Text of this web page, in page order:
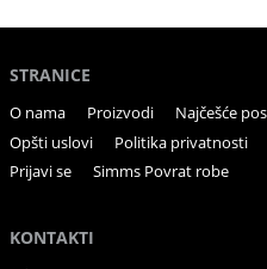
STRANICE
O nama Proizvodi Najčešće
Opšti uslovi
Politika privatnosti
Prijavi se
Simms Povrat robe
KONTAKTI